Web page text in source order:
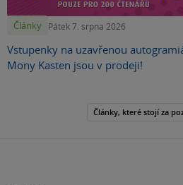
Články Pátek 7. srpna 2026
Vstupenky na uzavřenou
Mony Kasten jsou v prodeji!
Články, které stojí za